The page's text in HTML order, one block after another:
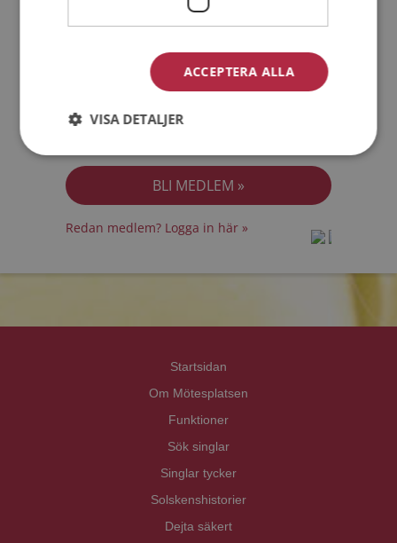
Jag accepterarMedlemsvillkoren
Redan medlem? Logga in här »
Startsidan
Om Mötesplatsen
Funktioner
Sök singlar
Singlar tycker
Solskenshistorier
Dejta säkert
ACCEPTERA ALLA
VISA DETALJER